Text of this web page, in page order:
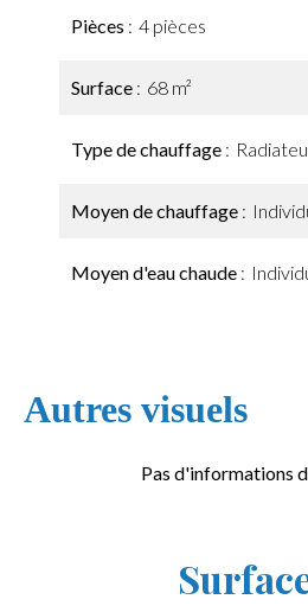
Pièces 4 pièces
Surface 68 m²
Type de chauffage
Moyen de chauffage
Moyen d'eau chaude
Autres visuels
Pas d'informations